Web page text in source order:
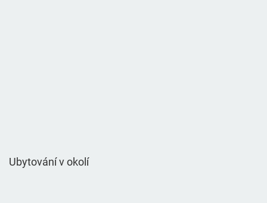
Ubytování v okolí